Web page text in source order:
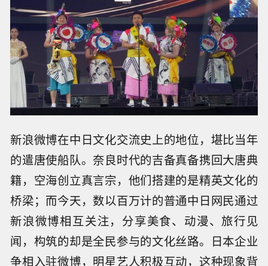
新浪微博在中日文化交流史上的地位，堪比当年
的遣唐使船队。奈良时代的吉备真备携回大唐典
籍，空海创立真言宗，他们搭建的是精英文化的
桥梁；而今天，数以百万计的普通中日网民通过
新浪微博相互关注，分享美食、动漫、旅行见
闻，构筑的却是全民参与的文化丝路。日本企业
争相入驻微博，明星艺人积极互动，这种现象背